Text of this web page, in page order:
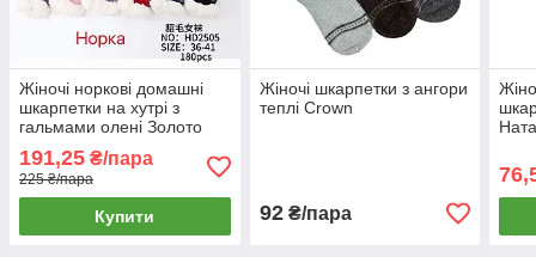
Жіночі норкові домашні
шкарпетки на хутрі з
гальмами олені Золото
191,25 ₴/пара
225 ₴/пара
Купити
Жіночі шкарпетки з ангори
теплі Crown
92₴/пара